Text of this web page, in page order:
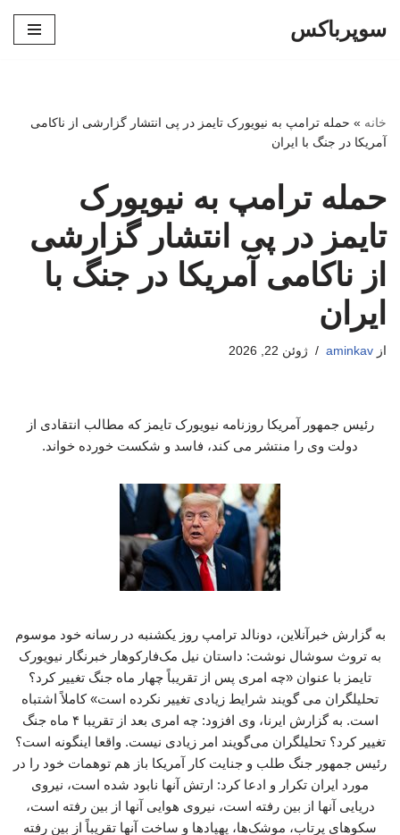
سوپرباکس
خانه » حمله ترامپ به نیویورک تایمز در پی انتشار گزارشی از ناکامی
آمریکا در جنگ با ایران
حمله ترامپ به نیویورک
تایمز در پی انتشار گزارشی
از ناکامی آمریکا در جنگ با
ایران
از aminkav ژوئن 22, 2026
رئیس جمهور آمریکا روزنامه نیویورک تایمز که مطالب انتقادی از
دولت وی را منتشر می کند، فاسد و شکست خورده خواند.
به گزارش خبرآنلاین، دونالد ترامپ روز یکشنبه در رسانه خود موسوم
به تروث سوشال نوشت: داستان نیل مک‌فارکوهار خبرنگار نیویورک
تایمز با عنوان «چه امری پس از تقریباً چهار ماه جنگ تغییر کرد؟
تحلیلگران می گویند شرایط زیادی تغییر نکرده است» کاملاً اشتباه
است. به گزارش ایرنا، وی افزود: چه امری بعد از تقریبا ۴ ماه جنگ
تغییر کرد؟ تحلیلگران می‌گویند امر زیادی نیست. واقعا اینگونه است؟
رئیس جمهور جنگ طلب و جنایت کار آمریکا باز هم توهمات خود را در
مورد ایران تکرار و ادعا کرد: ارتش آنها نابود شده است، نیروی
دریایی آنها از بین رفته است، نیروی هوایی آنها از بین رفته است،
سکوهای پرتاب، موشک‌ها، پهپادها و ساخت آنها تقریباً از بین رفته